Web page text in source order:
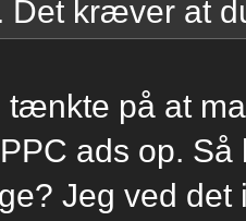
Det kræver at
tænkte på at
ads op.
Jeg ved